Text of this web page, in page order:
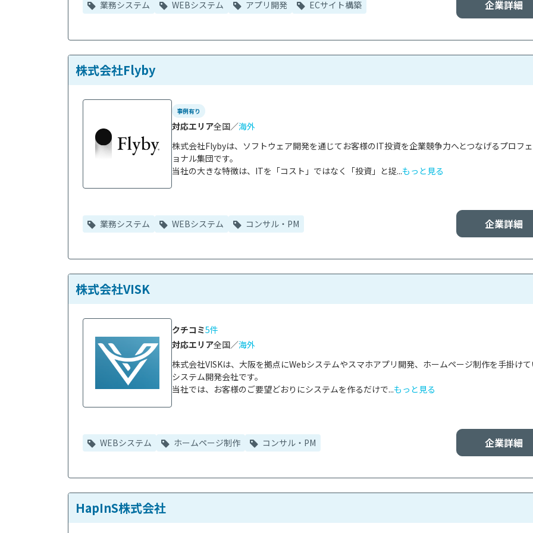
企業詳細
業務システム WEBシステム アプリ開発 ECサイト構築
株式会社Flyby
株式会社Flybyは、ソフトウェア開発を通じてお客様のIT投資を企業競争力へとつなげるプロフ
ョナル集団です。
当社の大きな特徴は、ITを「コスト」ではなく「投資」と捉...もっと見る
事例有り
対応エリア全国／海外
企業詳細
業務システム WEBシステム コンサル・PM
株式会社VISK
株式会社VISKは、大阪を拠点にWebシステムやスマホアプリ開発、ホームページ制作を手掛け
システム開発会社です。
当社では、お客様のご要望どおりにシステムを作るだけで...もっと見る
クチコミ5件
対応エリア全国／海外
企業詳細
WEBシステム ホームページ制作 コンサル・PM
HapInS株式会社